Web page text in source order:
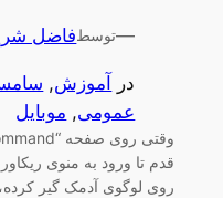
—توسطفاضل
در آموزش,
عمومی, موبایل
قدم تا ورود به منوی
روی لوگوی آدمک گیر